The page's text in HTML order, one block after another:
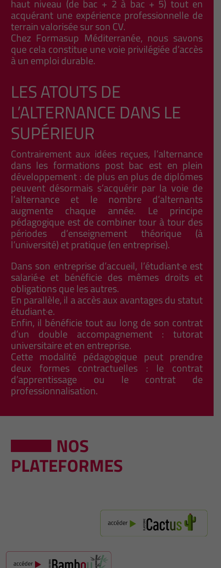
haut niveau (de bac + 2 à bac + 5) tout en
acquérant une expérience professionnelle de
terrain valorisée sur son CV.
Chez Formasup Méditerranée, nous savons
que cela constitue une voie privilégiée d’accès
à un emploi durable.
LES ATOUTS DE
L’ALTERNANCE DANS LE
SUPÉRIEUR
Contrairement aux idées reçues, l’alternance
dans les formations post bac est en plein
développement : de plus en plus de diplômes
peuvent désormais s’acquérir par la voie de
l’alternance et le nombre d’alternants
augmente chaque année. Le principe
pédagogique est de combiner tour à tour des
périodes d’enseignement théorique (à
l’université) et pratique (en entreprise).
Dans son entreprise d’accueil, l’étudiant·e est
salarié·e et bénéficie des mêmes droits et
obligations que les autres.
En parallèle, il a accès aux avantages du statut
étudiant·e.
Enfin, il bénéficie tout au long de son contrat
d’un double accompagnement : tutorat
universitaire et en entreprise.
Cette modalité pédagogique peut prendre
deux formes contractuelles : le contrat
d’apprentissage ou le contrat de
professionnalisation.
NOS
PLATEFORMES